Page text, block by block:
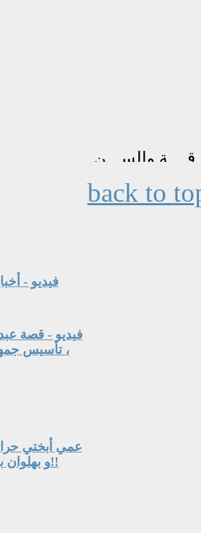
back to
فيديو -
فيديو - قصة
، تأسيس
عمي أبختي
و بهلوان بس احنه دماغ سزية!!